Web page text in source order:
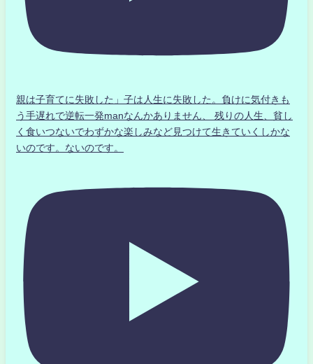
親は子育てに失敗した」子は人生に失敗した。負けに気付きも
う手遅れで逆転一発manなんかありません、 残りの人生、貧し
く食いつないでわずかな楽しみなど見つけて生きていくしかな
いのです。ないのです。